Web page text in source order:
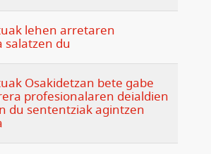
lehen arretaren
salatzen du
Osakidetzan bete gabe
profesionalaren deialdien
du sententziak agintzen